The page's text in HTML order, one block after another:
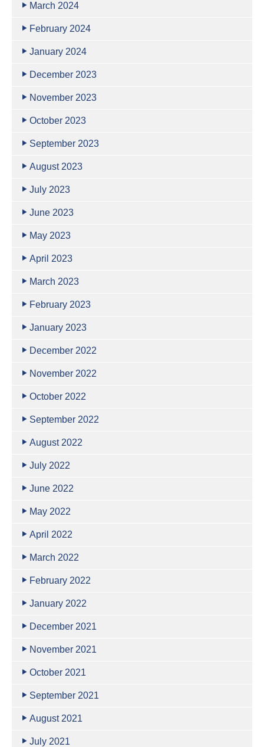
March 2024
February 2024
January 2024
December 2023
November 2023
October 2023
September 2023
August 2023
July 2023
June 2023
May 2023
April 2023
March 2023
February 2023
January 2023
December 2022
November 2022
October 2022
September 2022
August 2022
July 2022
June 2022
May 2022
April 2022
March 2022
February 2022
January 2022
December 2021
November 2021
October 2021
September 2021
August 2021
July 2021